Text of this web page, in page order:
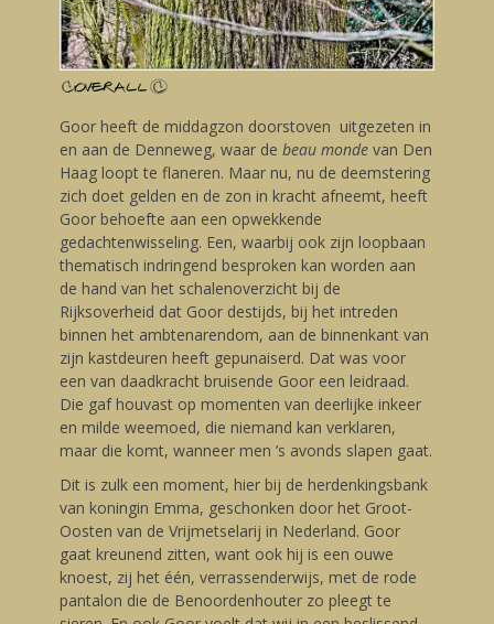
Goor heeft de middagzon doorstoven uitgezeten in
en aan de Denneweg, waar de beau monde van Den
Haag loopt te flaneren. Maar nu, nu de deemstering
zich doet gelden en de zon in kracht afneemt, heeft
Goor behoefte aan een opwekkende
gedachtenwisseling. Een, waarbij ook zijn loopbaan
thematisch indringend besproken kan worden aan
de hand van het schalenoverzicht bij de
Rijksoverheid dat Goor destijds, bij het intreden
binnen het ambtenarendom, aan de binnenkant van
zijn kastdeuren heeft gepunaiserd. Dat was voor
een van daadkracht bruisende Goor een leidraad.
Die gaf houvast op momenten van deerlijke inkeer
en milde weemoed, die niemand kan verklaren,
maar die komt, wanneer men ’s avonds slapen gaat.
Dit is zulk een moment, hier bij de herdenkingsbank
van koningin Emma, geschonken door het Groot-
Oosten van de Vrijmetselarij in Nederland. Goor
gaat kreunend zitten, want ook hij is een ouwe
knoest, zij het één, verrassenderwijs, met de rode
pantalon die de Benoordenhouter zo pleegt te